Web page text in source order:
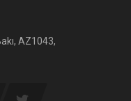
AZ1043,